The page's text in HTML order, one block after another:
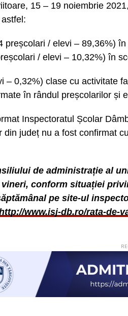
15 – 19 noiembrie
preșcolari / elevi – 89,36%)
/ elevi – 10,32%) în
– 0,32%) clase cu activitate
în rândul preșcolarilor și
Inspectoratul Școlar
din județ nu a fost confirmat
de administrație al
vineri, conform situației
pe site-ul
www.isj-db.ro/rata-de-